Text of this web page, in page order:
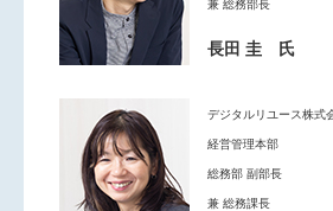
兼 総務部長
長田 圭 氏
デジタルリユース株式
経営管理本部
総務部 副部長
兼 総務課長